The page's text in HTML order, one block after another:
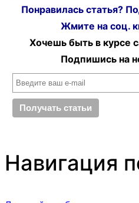
Понравилась статья?
Жмите на соц.
Хочешь быть в курсе
Подпишись на
Навигация